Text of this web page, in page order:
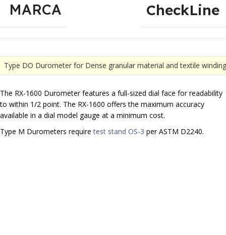
MARCA CheckLine
Type DO Durometer for Dense granular material and textile
The RX-1600 Durometer features a full-sized dial face for readability
to within 1/2 point. The RX-1600 offers the maximum accuracy
available in a dial model gauge at a minimum cost.
Type M Durometers requiretest stand OS-3 per ASTM D2240.